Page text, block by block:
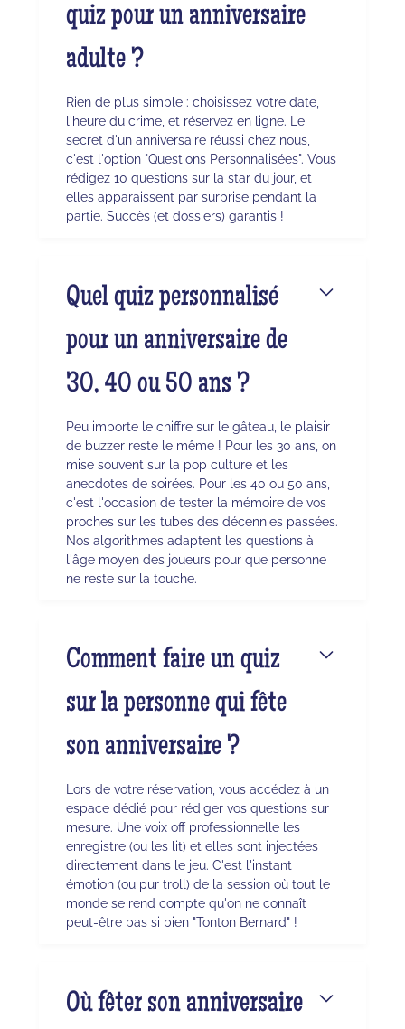
quiz pour un anniversaire
adulte ?
Rien de plus simple : choisissez votre date,
l'heure du crime, et réservez en ligne. Le
secret d'un anniversaire réussi chez nous,
c'est l'option "Questions Personnalisées". Vous
rédigez 10 questions sur la star du jour, et
elles apparaissent par surprise pendant la
partie. Succès (et dossiers) garantis !
Quel quiz personnalisé
pour un anniversaire de
30, 40 ou 50 ans ?
Peu importe le chiffre sur le gâteau, le plaisir
de buzzer reste le même ! Pour les 30 ans, on
mise souvent sur la pop culture et les
anecdotes de soirées. Pour les 40 ou 50 ans,
c'est l'occasion de tester la mémoire de vos
proches sur les tubes des décennies passées.
Nos algorithmes adaptent les questions à
l'âge moyen des joueurs pour que personne
ne reste sur la touche.
Comment faire un quiz
sur la personne qui fête
son anniversaire ?
Lors de votre réservation, vous accédez à un
espace dédié pour rédiger vos questions sur
mesure. Une voix off professionnelle les
enregistre (ou les lit) et elles sont injectées
directement dans le jeu. C'est l'instant
émotion (ou pur troll) de la session où tout le
monde se rend compte qu'on ne connaît
peut-être pas si bien "Tonton Bernard" !
Où fêter son anniversaire